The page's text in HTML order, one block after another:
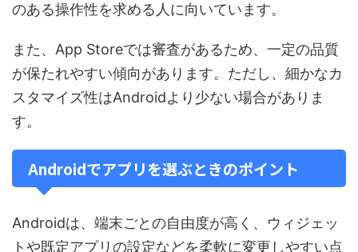
のある操作性を求める人に向いています。
また、App Storeでは審査があるため、一定の品質
が保たれやすい傾向があります。ただし、細かなカ
スタマイズ性はAndroidより少ない場合がありま
す。
Androidでアプリを選ぶときのポイント
Androidは、端末ごとの自由度が高く、ウィジェッ
トや既定アプリの設定などを柔軟に変更しやすい点